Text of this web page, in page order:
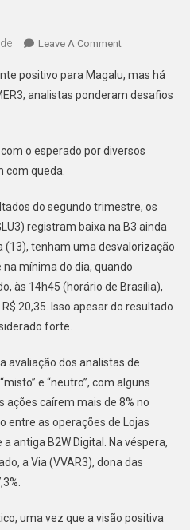
Leave A CommentOn
Um
Resultado
Magalu,
De
Sinergia
Na
Americanas,
Mas
Ações
positivo para Magalu, mas há
analistas ponderam desafios
o esperado por diversos
com queda.
do segundo trimestre, os
registram baixa na B3 ainda
tenham uma desvalorização
mínima do dia, quando
às 14h45 (horário de Brasília),
20,35. Isso apesar do resultado
forte.
avaliação dos analistas de
e “neutro”, com alguns
ações caírem mais de 8% no
entre as operações de Lojas
antiga B2W Digital. Na véspera,
a Via (VVAR3), dona das
uma vez que a visão positiva